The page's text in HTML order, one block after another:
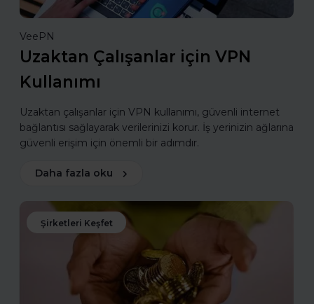
VeePN
Uzaktan Çalışanlar için VPN
Kullanımı
Uzaktan çalışanlar için VPN kullanımı, güvenli internet
bağlantısı sağlayarak verilerinizi korur. İş yerinizin ağlarına
güvenli erişim için önemli bir adımdır.
Daha fazla oku
Şirketleri Keşfet